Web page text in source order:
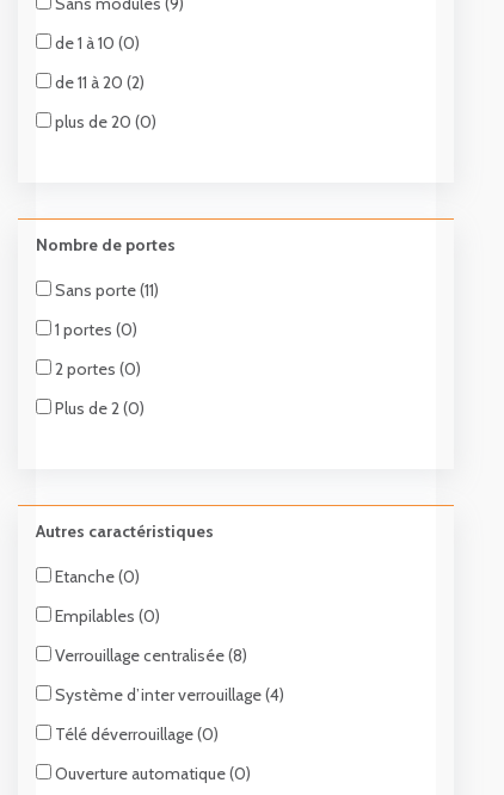
de 1 à 10 (0)
de 11 à 20 (2)
plus de 20 (0)
Nombre de portes
Sans porte (11)
1 portes (0)
2 portes (0)
Plus de 2 (0)
Autres caractéristiques
Etanche (0)
Empilables (0)
Verrouillage centralisée (8)
Système d’inter verrouillage (4)
Télé déverrouillage (0)
Ouverture automatique (0)